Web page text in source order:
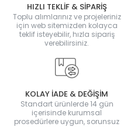
HIZLI TEKLİF & SİPARİŞ
Toplu alımlarınız ve projeleriniz
için web sitemizden kolayca
teklif isteyebilir, hızla sipariş
verebilirsiniz.
KOLAY İADE & DEĞİŞİM
Standart ürünlerde 14 gün
içerisinde kurumsal
prosedürlere uygun, sorunsuz